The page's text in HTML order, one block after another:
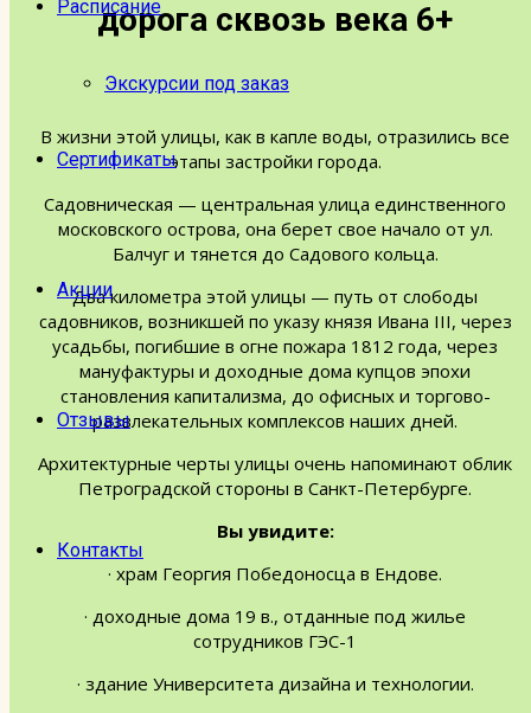
Расписание
Экскурсии под заказ
Сертификаты
Акции
Отзывы
Контакты
дорога сквозь века 6+
В жизни этой улицы, как в капле воды, отразились все
этапы застройки города.
Садовническая — центральная улица единственного
московского острова, она берет свое начало от ул.
Балчуг и тянется до Садового кольца.
Два километра этой улицы — путь от слободы
садовников, возникшей по указу князя Ивана III, через
усадьбы, погибшие в огне пожара 1812 года, через
мануфактуры и доходные дома купцов эпохи
становления капитализма, до офисных и торгово-
развлекательных комплексов наших дней.
Архитектурные черты улицы очень напоминают облик
Петроградской стороны в Санкт-Петербурге.
Вы увидите:
· храм Георгия Победоносца в Ендове.
· доходные дома 19 в., отданные под жилье
сотрудников ГЭС-1
· здание Университета дизайна и технологии.